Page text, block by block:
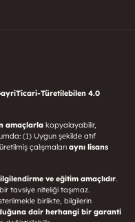
Türetilebilen 4.0
amaçlarlakopyalayabilir,
(1) Uygun şekilde atıf
çalışmaları aynı lisans
ve eğitim amaçlıdır.
tavsiye niteliği taşımaz.
birlikte, bilgilerin
dair herhangi bir garanti